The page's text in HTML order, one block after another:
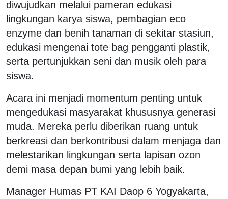
diwujudkan melalui pameran edukasi
lingkungan karya siswa, pembagian eco
enzyme dan benih tanaman di sekitar stasiun,
edukasi mengenai tote bag pengganti plastik,
serta pertunjukkan seni dan musik oleh para
siswa.
Acara ini menjadi momentum penting untuk
mengedukasi masyarakat khususnya generasi
muda. Mereka perlu diberikan ruang untuk
berkreasi dan berkontribusi dalam menjaga dan
melestarikan lingkungan serta lapisan ozon
demi masa depan bumi yang lebih baik.
Manager Humas PT KAI Daop 6 Yogyakarta,